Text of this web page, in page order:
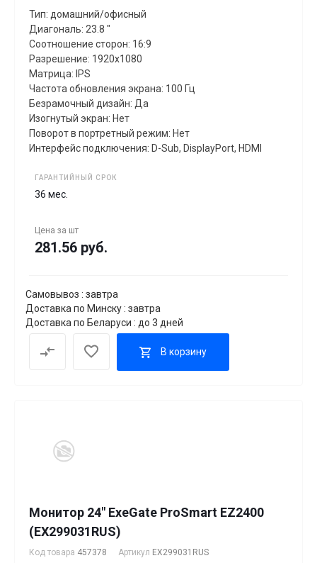
Тип: домашний/офисный
Диагональ: 23.8 "
Соотношение сторон: 16:9
Разрешение: 1920x1080
Матрица: IPS
Частота обновления экрана: 100 Гц
Безрамочный дизайн: Да
Изогнутый экран: Нет
Поворот в портретный режим: Нет
Интерфейс подключения: D-Sub, DisplayPort, HDMI
ГАРАНТИЙНЫЙ СРОК
36 мес.
Цена за шт
281.56 руб.
Самовывоз : завтра
Доставка по Минску : завтра
Доставка по Беларуси : до 3 дней
В корзину
Монитор 24" ExeGate ProSmart EZ2400
(EX299031RUS)
Код товара 457378 Артикул EX299031RUS